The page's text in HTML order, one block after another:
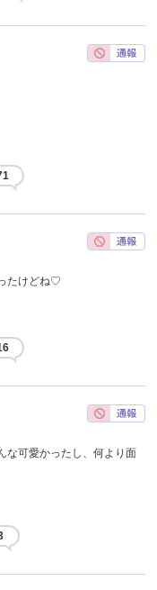
たけどね♡
な可愛かったし、何より面